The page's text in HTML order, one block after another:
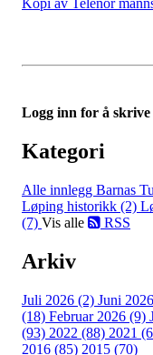
Kopi av Telenor
Logg inn for å
Kategori
Alle innlegg Barnas
Løping historikk (2)
(7) Vis alle RSS
Arkiv
Juli 2026 (2) Juni
(18) Februar 2026 (9)
(93) 2022 (88) 2021
2016 (85) 2015 (70)